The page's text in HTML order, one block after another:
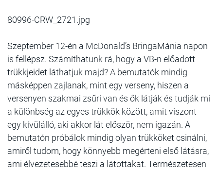
80996-CRW_2721.jpg
Szeptember 12-én a McDonald’s BringaMánia napon
is fellépsz. Számíthatunk rá, hogy a VB-n előadott
trükkjeidet láthatjuk majd? A bemutatók mindig
másképpen zajlanak, mint egy verseny, hiszen a
versenyen szakmai zsűri van és ők látják és tudják mi
a különbség az egyes trükkök között, amit viszont
egy kívülálló, aki akkor lát először, nem igazán. A
bemutatón próbálok mindig olyan trükköket csinálni,
amiről tudom, hogy könnyebb megérteni első látásra,
ami élvezetesebbé teszi a látottakat. Természetesen